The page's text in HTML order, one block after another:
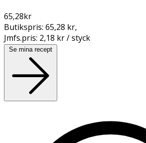
65,28kr
Butikspris: 65,28 kr,
Jmfs.pris: 2,18 kr / styck
Se mina recept